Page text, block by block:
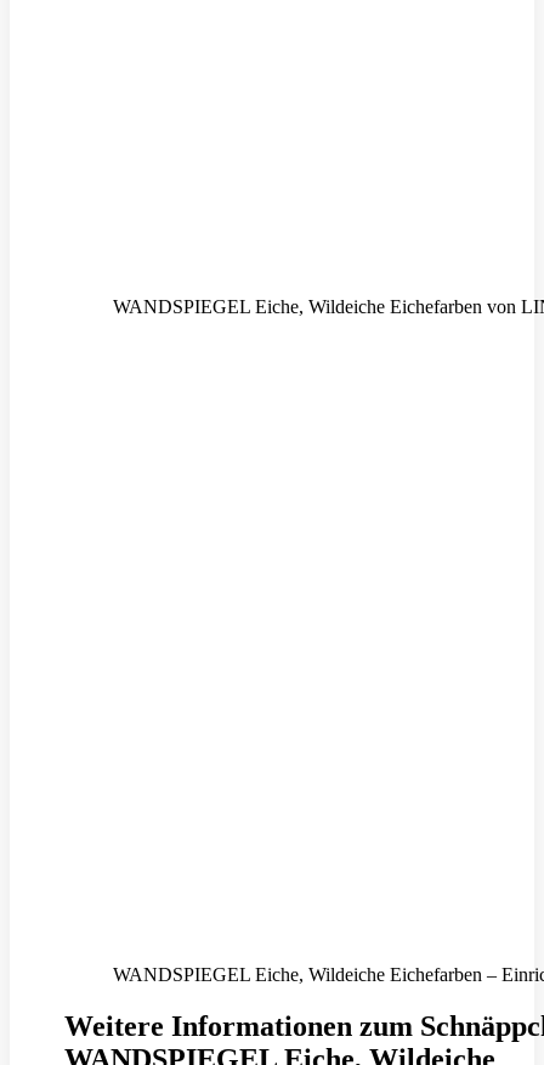
WANDSPIEGEL Eiche, Wildeiche Eichefarben von
WANDSPIEGEL Eiche, Wildeiche Eichefarben –
Weitere Informationen zum
WANDSPIEGEL Eiche, Wildeiche